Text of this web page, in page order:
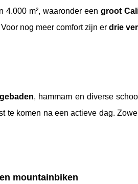
4.000 m², waaronder een groot
nog meer comfort zijn er drie
, hammam en diverse
te komen na een actieve dag.
mountainbiken